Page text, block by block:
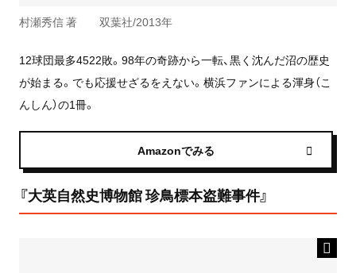
村瀬秀信 著 双葉社/2013年
12球団最多4522敗。98年の奇跡から一転、黒く沈んだ沼の歴史
が始まる。でも応援せざるをえない。横浜ファンによる渾身（こ
んしん）の1冊。
Amazonでみる
『大英自然史博物館 珍鳥標本盗難事件』